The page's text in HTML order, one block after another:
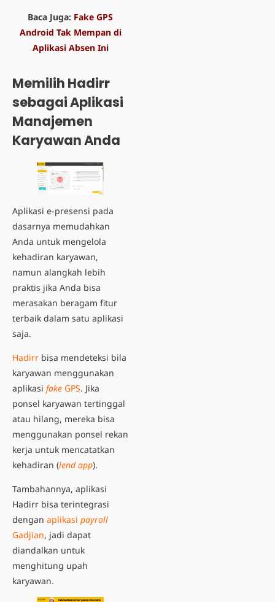
Baca Juga: Fake GPS
Android Tak Mempan di
Aplikasi Absen Ini
Memilih Hadirr
sebagai Aplikasi
Manajemen
Karyawan Anda
Aplikasi e-presensi pada
dasarnya memudahkan
Anda untuk mengelola
kehadiran karyawan,
namun alangkah lebih
praktis jika Anda bisa
merasakan beragam fitur
terbaik dalam satu aplikasi
saja.
Hadirr bisa mendeteksi bila
karyawan menggunakan
aplikasi fake GPS. Jika
ponsel karyawan tertinggal
atau hilang, mereka bisa
menggunakan ponsel rekan
kerja untuk mencatatkan
kehadiran (lend app).
Tambahannya, aplikasi
Hadirr bisa terintegrasi
dengan aplikasi payroll
Gadjian, jadi dapat
diandalkan untuk
menghitung upah
karyawan.